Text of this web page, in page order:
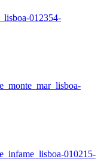
012354-
010215-